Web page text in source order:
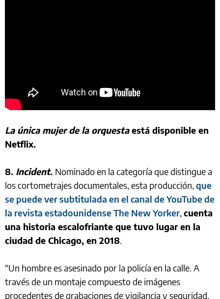
La única mujer de la orquestaestá disponible en
Netflix.
8. Incident. Nominado en la categoría que distingue a
los cortometrajes documentales, esta producción, que
se puede ver subtitulada en el canal de YouTube de
la revista estadounidense The New Yorker, cuenta
una historia escalofriante que tuvo lugar en la
ciudad de Chicago, en 2018.
“Un hombre es asesinado por la policía en la calle. A
través de un montaje compuesto de imágenes
procedentes de grabaciones de vigilancia y seguridad,